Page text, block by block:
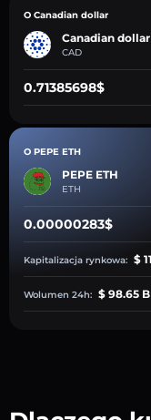
O Canadian dollar
Canadian dollar
CAD
0.71385698$
O PEPE ETH
PEPE ETH
ETH
0.00000283$
Kapitalizacja rynkowa: $
Wolumen 24h: $ 98.65 B